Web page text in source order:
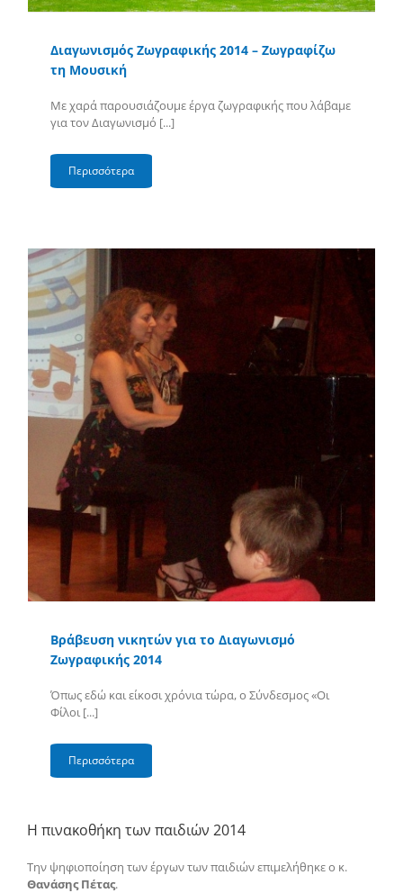
Διαγωνισμός Ζωγραφικής 2014 – Ζωγραφίζω
τη Μουσική
Με χαρά παρουσιάζουμε έργα ζωγραφικής που λάβαμε
για τον Διαγωνισμό [...]
Περισσότερα
Βράβευση νικητών για το Διαγωνισμό
Ζωγραφικής 2014
Όπως εδώ και είκοσι χρόνια τώρα, ο Σύνδεσμος «Οι
Φίλοι [...]
Περισσότερα
Η πινακοθήκη των παιδιών 2014
Την ψηφιοποίηση των έργων των παιδιών επιμελήθηκε ο κ.
Θανάσης Πέτας.